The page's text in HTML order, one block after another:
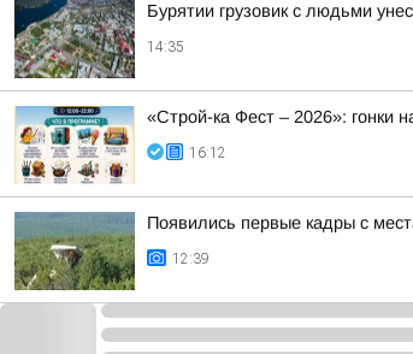
Бурятии грузовик с людьми
14:35
«Строй-ка Фест – 2026»: гонки
16:12
Появились первые кадры с
12:39